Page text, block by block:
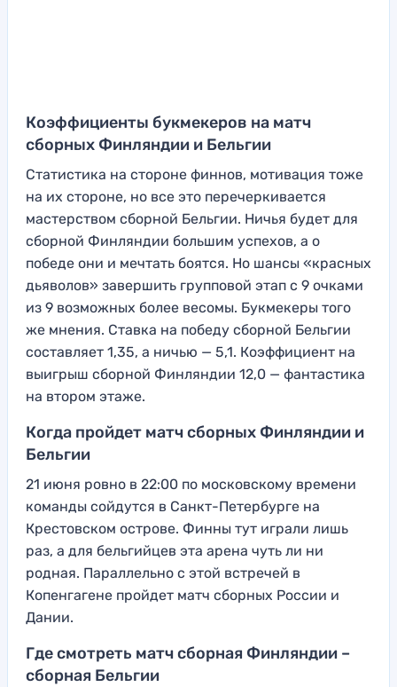
Коэффициенты букмекеров на матч
сборных Финляндии и Бельгии
Статистика на стороне финнов, мотивация тоже
на их стороне, но все это перечеркивается
мастерством сборной Бельгии. Ничья будет для
сборной Финляндии большим успехов, а о
победе они и мечтать боятся. Но шансы «красных
дьяволов» завершить групповой этап с 9 очками
из 9 возможных более весомы. Букмекеры того
же мнения. Ставка на победу сборной Бельгии
составляет 1,35, а ничью — 5,1. Коэффициент на
выигрыш сборной Финляндии 12,0 — фантастика
на втором этаже.
Когда пройдет матч сборных Финляндии и
Бельгии
21 июня ровно в 22:00 по московскому времени
команды сойдутся в Санкт-Петербурге на
Крестовском острове. Финны тут играли лишь
раз, а для бельгийцев эта арена чуть ли ни
родная. Параллельно с этой встречей в
Копенгагене пройдет матч сборных России и
Дании.
Где смотреть матч сборная Финляндии –
сборная Бельгии